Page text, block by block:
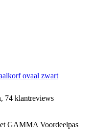
ovaal zwart
74 klantreviews
GAMMA Voordeelpas